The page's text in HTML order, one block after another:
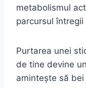
metabolismul
parcursul întregii
Purtarea unei
de tine devine
amintește să